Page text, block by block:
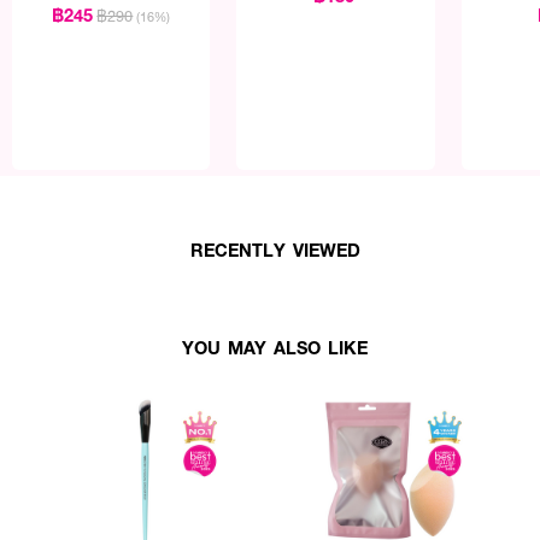
฿245฿290 (16%)
RECENTLY VIEWED
YOU MAY ALSO LIKE